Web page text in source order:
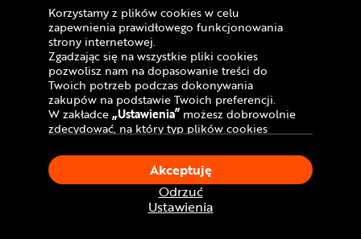
72,99 zł
Cena katalogowa:
114,90 zł
U Ciebiew poniedziałek! Dostawa GRATIS
Porównaj
Korzystamy z plików cookies w celu
zapewnienia prawidłowego funkcjonowania
strony internetowej.
Zgadzając się na wszystkie pliki cookies
pozwolisz nam na dopasowanie treści do
Twoich potrzeb podczas dokonywania
zakupów na podstawie Twoich preferencji.
W zakładce„Ustawienia” możesz dobrowolnie
zdecydować, na który typ plików cookies
Klikając„Akceptuję”, wyrażasz zgodę na
stosowanie ciasteczek zgodnie z ustawieniami
Twojej przeglądarki.
W dowolnym momencie, możesz dokonać
zmiany swojego wyboru klikając opcję
Ustawienia
Odrzuć
Akceptuję